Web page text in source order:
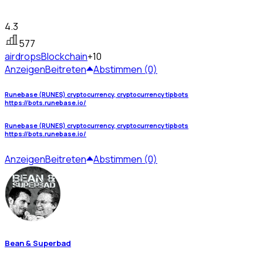
4.3
577
airdropsBlockchain+10
AnzeigenBeitreten Abstimmen (0)
Runebase (RUNES) cryptocurrency, cryptocurrency tipbots
https://bots.runebase.io/
Runebase (RUNES) cryptocurrency, cryptocurrency tipbots
https://bots.runebase.io/
AnzeigenBeitreten Abstimmen (0)
Bean & Superbad